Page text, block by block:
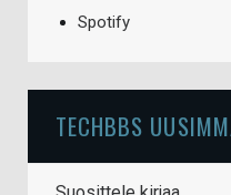
Spotify
TECHBBS